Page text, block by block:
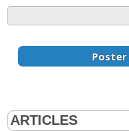
Poster